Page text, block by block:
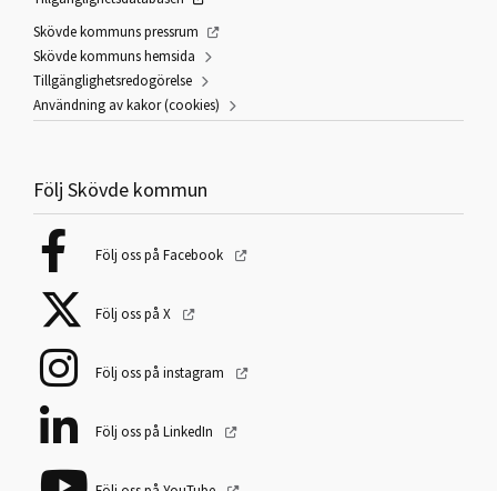
Skövde kommuns pressrum
Skövde kommuns hemsida
Tillgänglighetsredogörelse
Användning av kakor (cookies)
Följ Skövde kommun
Följ oss på Facebook
Följ oss på X
Följ oss på instagram
Följ oss på LinkedIn